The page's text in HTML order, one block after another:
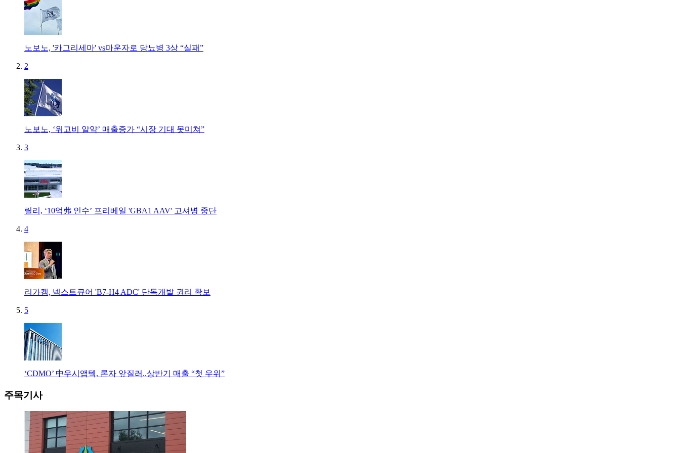
노보노, '카그리세마' vs마운자로 당뇨병 3상 “실패”
2
노보노, ‘위고비 알약’ 매출증가 “시장 기대 못미쳐”
3
릴리, ‘10억弗 인수’ 프리베일 'GBA1 AAV' 고셔병 중단
4
리가켐, 넥스트큐어 'B7-H4 ADC' 단독개발 권리 확보
5
‘CDMO’ 中우시앱텍, 론자 앞질러..상반기 매출 “첫 우위”
주목기사